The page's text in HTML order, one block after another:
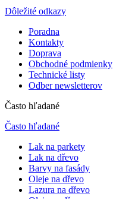
Dôležité odkazy
Poradna
Kontakty
Doprava
Obchodné podmienky
Technické listy
Odber newsletterov
Často hľadané
Často hľadané
Lak na parkety
Lak na dřevo
Barvy na fasády
Oleje na dřevo
Lazura na dřevo